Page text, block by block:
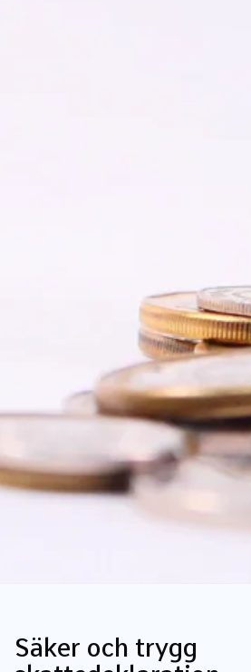
Säker och trygg